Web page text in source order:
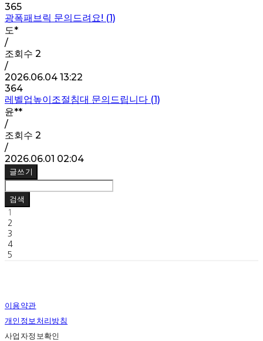
365
광폭패브릭 문의드려요! (1)
도*
/
조회수 2
/
2026.06.04 13:22
364
레벨업높이조절침대 문의드립니다 (1)
윤**
/
조회수 2
/
2026.06.01 02:04
글쓰기
검색
1
2
3
4
5
이용약관
개인정보처리방침
사업자정보확인